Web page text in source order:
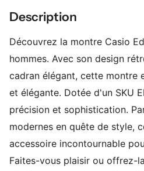
Description
Découvrez la montre Casio
hommes. Avec son design
cadran élégant, cette montre
et élégante. Dotée d'un SKU
précision et sophistication.
modernes en quête de style,
accessoire incontournable
Faites-vous plaisir ou offrez-